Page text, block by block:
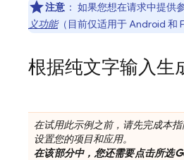
注意 ： 如果您想在请求中提供
义功能（目前仅适用于 Android 和
根据纯文字输入生
在试用此示例之前，请先完成本
设置您的项目和应用。
在该部分中，您还需要点击所选